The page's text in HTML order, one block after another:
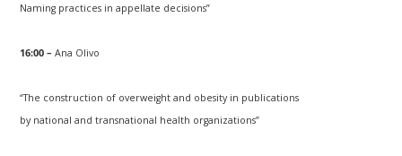
Naming practices in appellate decisions”
16:00 –Ana Olivo
“The construction of overweight and obesity in publications
by national and transnational health organizations”